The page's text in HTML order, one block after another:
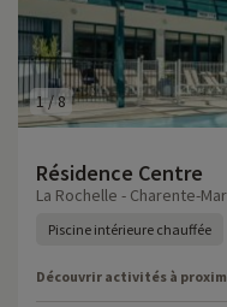
1/8
Résidence Centre
La Rochelle - Charente-
Piscine intérieure chauffée
Découvrir activités à